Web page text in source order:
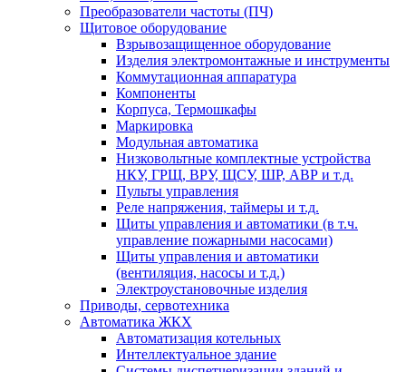
Преобразователи частоты (ПЧ)
Щитовое оборудование
Взрывозащищенное оборудование
Изделия электромонтажные и инструменты
Коммутационная аппаратура
Компоненты
Корпуса, Термошкафы
Маркировка
Модульная автоматика
Низковольтные комплектные устройства
НКУ, ГРЩ, ВРУ, ЩСУ, ШР, АВР и т.д.
Пульты управления
Реле напряжения, таймеры и т.д.
Щиты управления и автоматики (в т.ч.
управление пожарными насосами)
Щиты управления и автоматики
(вентиляция, насосы и т.д.)
Электроустановочные изделия
Приводы, сервотехника
Автоматика ЖКХ
Автоматизация котельных
Интеллектуальное здание